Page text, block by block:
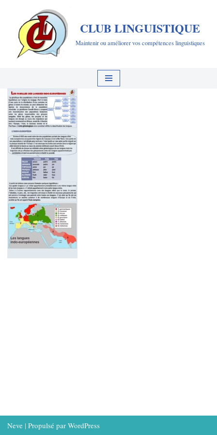
Aller
contenu
CLUB LINGUISTIQUE
Maintenir ou améliorer vos compétences linguistiques
Neve | Propulsé par WordPress